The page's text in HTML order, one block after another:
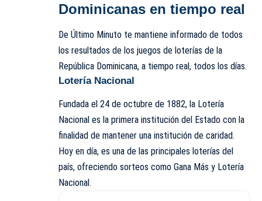
Dominicanas en tiempo real
De Último Minuto te mantiene informado de todos
los resultados de los juegos de loterías de la
República Dominicana, a tiempo real, todos los días.
Lotería Nacional
Fundada el 24 de octubre de 1882, la Lotería
Nacional es la primera institución del Estado con la
finalidad de mantener una institución de caridad.
Hoy en día, es una de las principales loterías del
país, ofreciendo sorteos como Gana Más y Lotería
Nacional.